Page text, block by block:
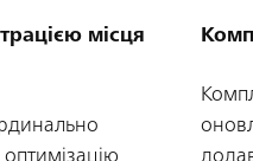
місця